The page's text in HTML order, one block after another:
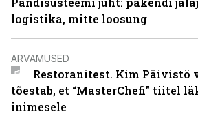
logistika, mitte loosung
ARVAMUSED
Restoranitest. Kim Päivistö
tõestab, et “MasterChefi” tiitel
inimesele